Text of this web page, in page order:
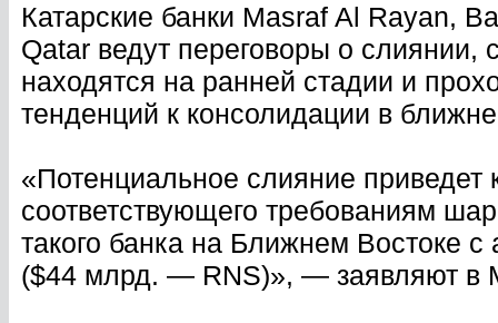
Катарские банки Masraf Al Rayan,
Qatar ведут переговоры о
находятся на ранней стадии и
тенденций к консолидации в
«Потенциальное слияние приведет
соответствующего требованиям
такого банка на Ближнем Востоке
($44 млрд. — RNS)», — заявляют в